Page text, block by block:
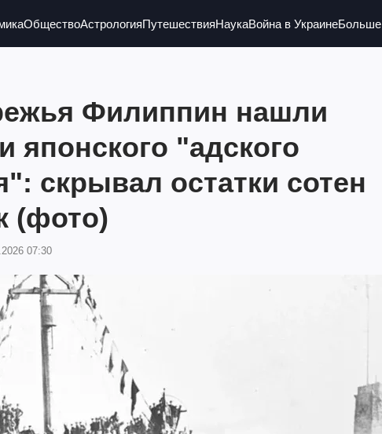
ОбществоАстрологияПутешествияНаукаВойна в УкраинеБольше
Филиппин нашли
японского "адского
скрывал остатки сотен
(фото)
07:30